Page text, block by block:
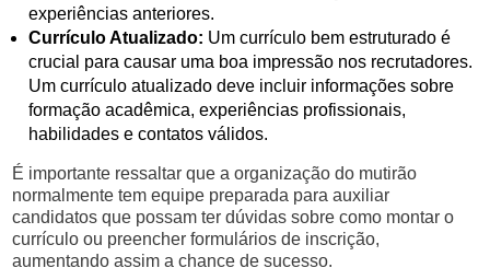
experiências anteriores.
Currículo Atualizado: Um currículo bem estruturado é
crucial para causar uma boa impressão nos recrutadores.
Um currículo atualizado deve incluir informações sobre
formação acadêmica, experiências profissionais,
habilidades e contatos válidos.
É importante ressaltar que a organização do mutirão
normalmente tem equipe preparada para auxiliar
candidatos que possam ter dúvidas sobre como montar o
currículo ou preencher formulários de inscrição,
aumentando assim a chance de sucesso.